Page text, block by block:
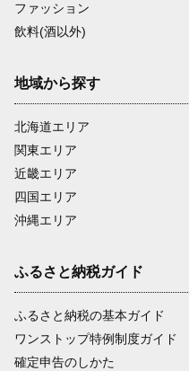
ファッション
飲料(酒以外)
地域から探す
北海道エリア
関東エリア
近畿エリア
四国エリア
沖縄エリア
ふるさと納税ガイド
ふるさと納税の基本ガイド
ワンストップ特例制度ガイド
確定申告のしかた